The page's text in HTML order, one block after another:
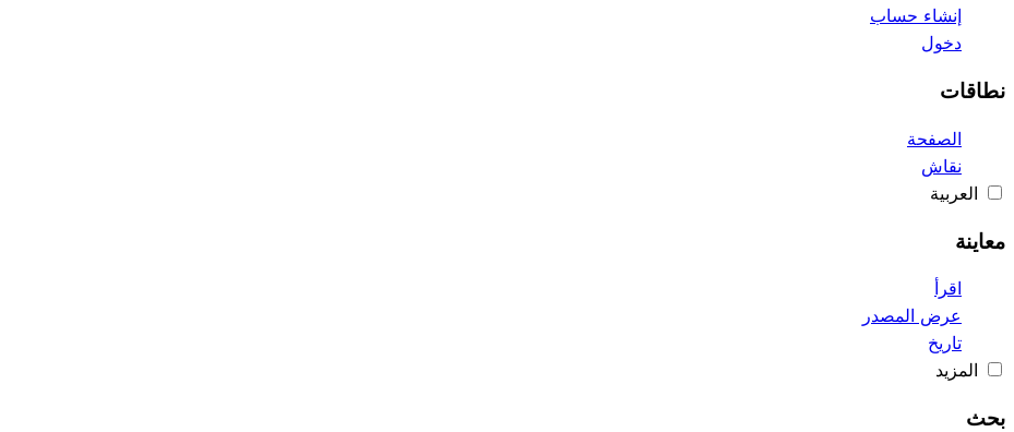
إنشاء حساب
دخول
نطاقات
الصفحة
نقاش
العربية
معاينة
اقرأ
عرض المصدر
تاريخ
المزيد
بحث